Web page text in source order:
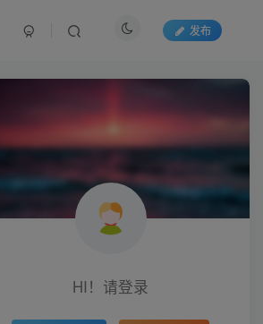
发布
HI！请登录